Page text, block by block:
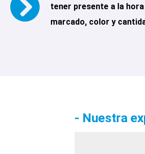
tener presente a la
marcado, color y
- Nuestra